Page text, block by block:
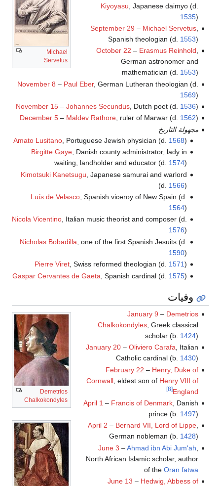
Michael
Servetus
Kiyoyasu , Japanese daimyo (d.
1535)
September 29 – Michael Servetus,
Spanish theologian (d. 1553)
October 22 – Erasmus Reinhold,
German astronomer and
mathematician (d. 1553)
November 8 – Paul Eber, German Lutheran theologian (d.
1569)
November 15– Johannes Secundus, Dutch poet (d. 1536)
December 5– Maldev Rathore, ruler of Marwar (d. 1562)
مجهولة التاريخ
Amato Lusitano , Portuguese Jewish physician (d. 1568)
Birgitte Gøye, Danish county administrator, lady in
waiting, landholder and educator (d. 1574)
Kimotsuki Kanetsugu , Japanese samurai and warlord
(d. 1566)
Luís de Velasco , Spanish viceroy of New Spain (d.
1564)
Nicola Vicentino, Italian music theorist and composer (d.
1576)
Nicholas Bobadilla , one of the first Spanish Jesuits (d.
1590)
Pierre Viret, Swiss reformed theologian (d. 1571)
Gaspar Cervantes de Gaeta , Spanish cardinal (d. 1575)
وفيات
Demetrios
Chalkokondyles
January 9 – Demetrios
Chalkokondyles, Greek classical
scholar (b. 1424)
January 20– Oliviero Carafa, Italian
Catholic cardinal (b. 1430)
February 22 – Henry, Duke of
Cornwall, eldest son of Henry VIII of
England
[8]
April 1 – Francis of Denmark, Danish
prince (b. 1497)
April 2 – Bernard VII, Lord of Lippe,
German nobleman (b. 1428)
June 3 –Ahmad ibn Abi Jum'ah
North African Islamic scholar, author
of the Oran fatwa
June 13 – Hedwig, Abbess of